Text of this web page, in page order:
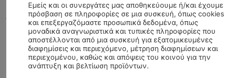
Εμείς και οι συνεργάτες μας αποθηκεύουμε ή/και έχουμε
πρόσβαση σε πληροφορίες σε μια συσκευή, όπως cookies
και επεξεργαζόμαστε προσωπικά δεδομένα, όπως
μοναδικά αναγνωριστικά και τυπικές πληροφορίες που
αποστέλλονται από μια συσκευή για εξατομικευμένες
διαφημίσεις και περιεχόμενο, μέτρηση διαφημίσεων και
περιεχομένου, καθώς και απόψεις του κοινού για την
ανάπτυξη και βελτίωση προϊόντων.